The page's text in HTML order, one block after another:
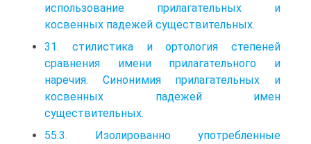
использование прилагательных и
косвенных падежей существительных.
31. стилистика и ортология степеней
сравнения имени прилагательного и
наречия. Синонимия прилагательных и
косвенных падежей имен
существительных.
55.3. Изолированно употребленные